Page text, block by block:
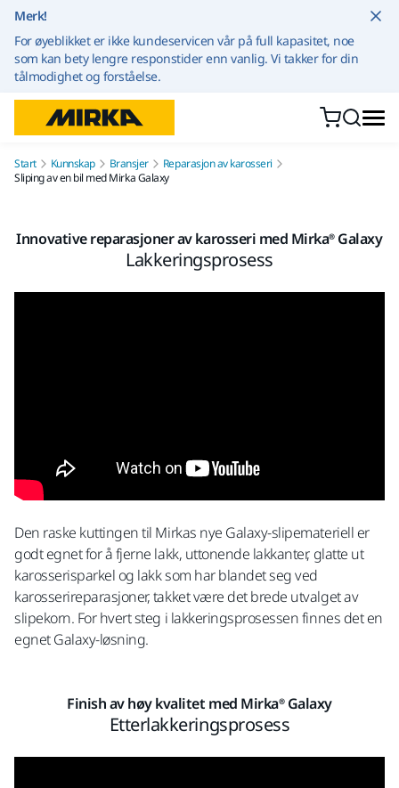
Merk!
For øyeblikket er ikke kundeservicen vår på full kapasitet, noe
som kan bety lengre responstider enn vanlig. Vi takker for din
tålmodighet og forståelse.
Start Kunnskap Bransjer
Reparasjon av karosseri
Sliping av en bil med Mirka Galaxy
Innovative reparasjoner av karosseri med Mirka® Galaxy
Lakkeringsprosess
Den raske kuttingen til Mirkas nye Galaxy-slipemateriell er
godt egnet for å fjerne lakk, uttonende lakkanter, glatte ut
karosserisparkel og lakk som har blandet seg ved
karosserireparasjoner, takket være det brede utvalget av
slipekorn. For hvert steg i lakkeringsprosessen finnes det en
egnet Galaxy-løsning.
Finish av høy kvalitet med Mirka® Galaxy
Etterlakkeringsprosess